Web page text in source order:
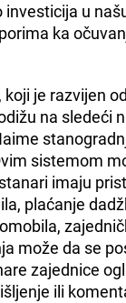
u
ka
, koji je razvijen
na sledeći
sistemom
imaju
plaćanje
može da se
zajednice
ili